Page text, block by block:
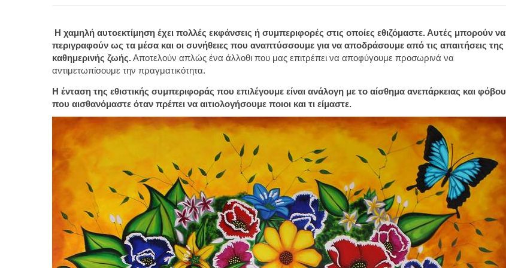
Η χαμηλή αυτοεκτίμηση έχει πολλές εκφάνσεις ή συμπεριφορές στις οποίες εθιζόμαστε. Αυτές μπορούν να
περιγραφούν ως τα μέσα και οι συνήθειες που αναπτύσσουμε για να αποδράσουμε από τις απαιτήσεις της
καθημερινής ζωής.Αποτελούν απλώς ένα άλλοθι που μας επιτρέπει να αποφύγουμε προσωρινά να
αντιμετωπίσουμε την πραγματικότητα.
Η ένταση της εθιστικής συμπεριφοράς που επιλέγουμε είναι ανάλογη με το αίσθημα ανεπάρκειας και φόβου
που αισθανόμαστε όταν πρέπει να αιτιολογήσουμε ποιοι και τι είμαστε.